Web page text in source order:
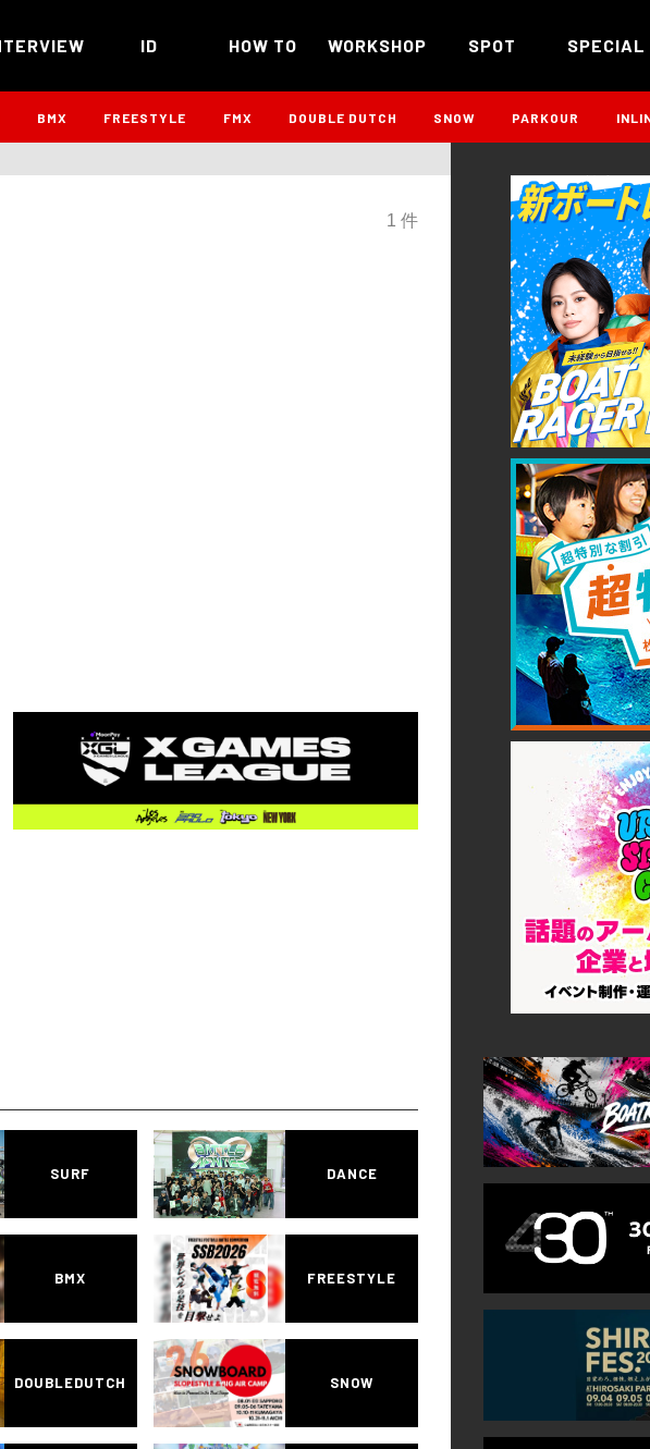
ID HOW TO WORKSHOP SPOT SPECIAL
BMX FREESTYLE FMX DOUBLE DUTCH SNOW PARKOUR
1 件
SURF DANCE
BMX FREESTYLE
DOUBLEDUTCH SNOW